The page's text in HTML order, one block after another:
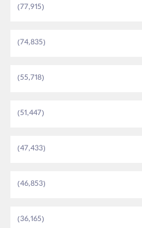
(77,915)
(74,835)
(55,718)
(51,447)
(47,433)
(46,853)
(36,165)